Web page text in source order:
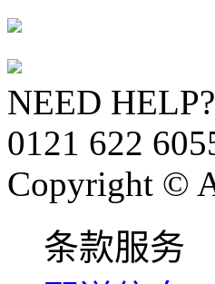
NEED HELP?
0121 622
Copyright ©
条款服务